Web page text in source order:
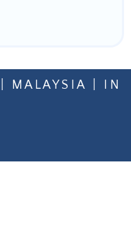
M A L A Y S I A | I N